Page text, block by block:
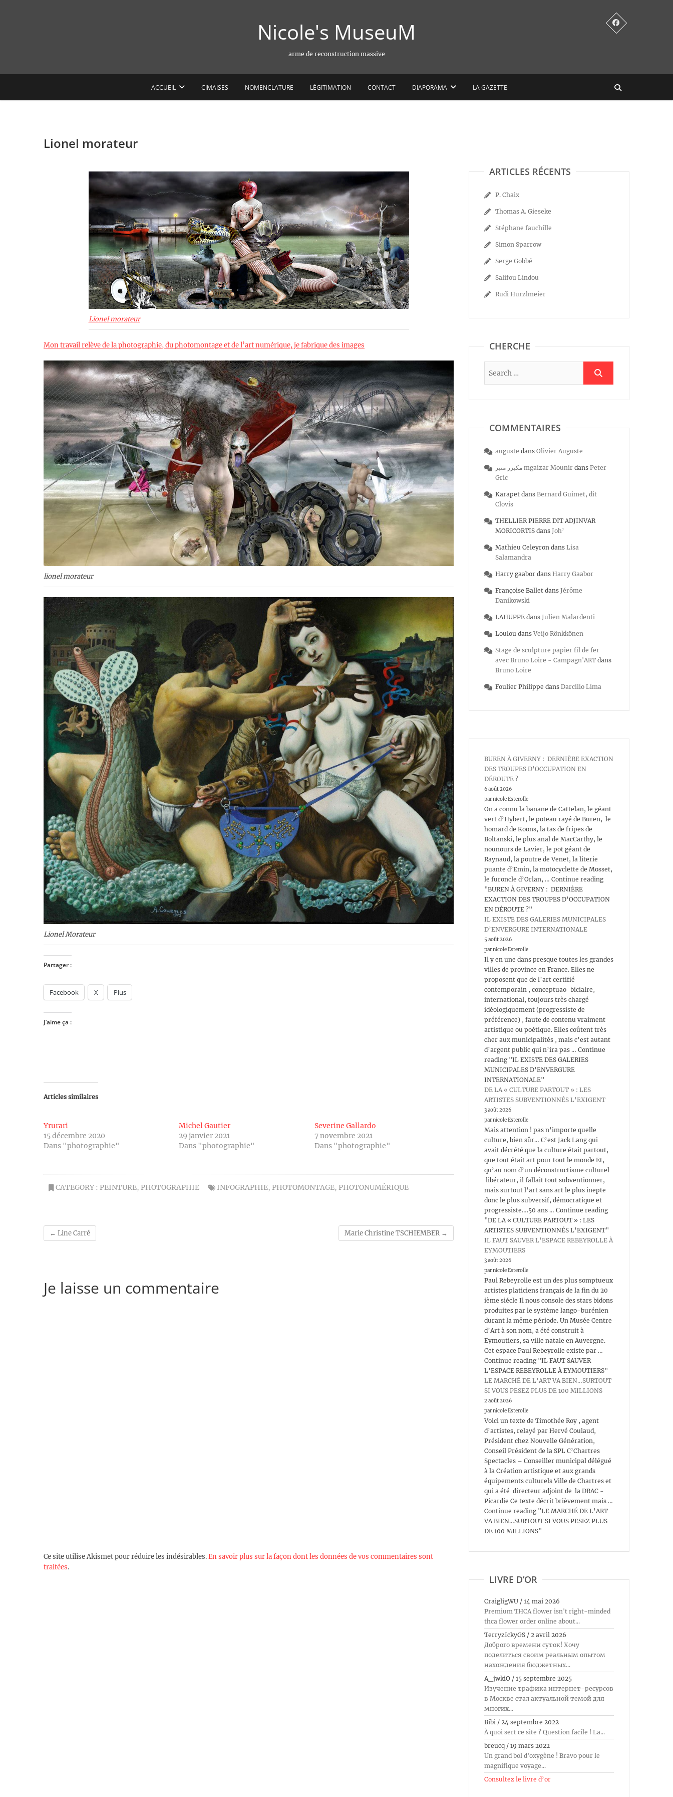
Nicole's MuseuM
arme de reconstruction massive
ACCUEIL CIMAISES NOMENCLATURE LÉGITIMATION CONTACT DIAPORAMA LA GAZETTE
Lionel morateur
Lionel morateur
Mon travail relève de la photographie, du photomontage et de l’art numérique, je fabrique des images
lionel morateur
Lionel Morateur
Partager :
Facebook X Plus
J’aime ça :
Articles similaires
Yrurari
15 décembre 2020
Dans "photographie"
Michel Gautier
29 janvier 2021
Dans "photographie"
Severine Gallardo
7 novembre 2021
Dans "photographie"
CATEGORY : PEINTURE, PHOTOGRAPHIE INFOGRAPHIE, PHOTOMONTAGE, PHOTONUMÉRIQUE
← Line Carré Marie Christine TSCHIEMBER →
Je laisse un commentaire
Ce site utilise Akismet pour réduire les indésirables.En savoir plus sur la façon dont les données de vos commentaires sont
traitées.
ARTICLES RÉCENTS
P. Chaix
Thomas A. Gieseke
Stéphane fauchille
Simon Sparrow
Serge Gobbé
Salifou Lindou
Rudi Hurzlmeier
CHERCHE
COMMENTAIRES
auguste dans Olivier Auguste
مكيزر منير mgaizar Mounir dans Peter
Gric
Karapet dans Bernard Guimet, dit
Clovis
THELLIER PIERRE DIT ADJINVAR
MORICORTIS dans Joh’
Mathieu Celeyron dans Lisa
Salamandra
Harry gaabor dans Harry Gaabor
Françoise Ballet dans Jérôme
Danikowski
LAHUPPE dans Julien Malardenti
Loulou dans Veijo Rönkkönen
Stage de sculpture papier fil de fer
avec Bruno Loire - Campagn'ART dans
Bruno Loire
Foulier Philippe dans Darcilio Lima
BUREN À GIVERNY : DERNIÈRE EXACTION
DES TROUPES D’OCCUPATION EN
DÉROUTE ?
6 août 2026
par nicole Esterolle
On a connu la banane de Cattelan, le géant
vert d’Hybert, le poteau rayé de Buren, le
homard de Koons, la tas de fripes de
Boltanski, le plus anal de MacCarthy, le
nounours de Lavier, le pot géant de
Raynaud, la poutre de Venet, la literie
puante d’Emin, la motocyclette de Mosset,
le furoncle d’Orlan, … Continue reading
"BUREN À GIVERNY : DERNIÈRE
EXACTION DES TROUPES D’OCCUPATION
EN DÉROUTE ?"
IL EXISTE DES GALERIES MUNICIPALES
D’ENVERGURE INTERNATIONALE
5 août 2026
par nicole Esterolle
Il y en une dans presque toutes les grandes
villes de province en France. Elles ne
proposent que de l’art certifié
contemporain , conceptuao-bicialre,
international, toujours très chargé
idéologiquement (progressiste de
préférence) , faute de contenu vraiment
artistique ou poétique. Elles coûtent très
cher aux municipalités , mais c’est autant
d’argent public qui n’ira pas … Continue
reading "IL EXISTE DES GALERIES
MUNICIPALES D’ENVERGURE
INTERNATIONALE"
DE LA « CULTURE PARTOUT » : LES
ARTISTES SUBVENTIONNÉS L’EXIGENT
3 août 2026
par nicole Esterolle
Mais attention ! pas n’importe quelle
culture, bien sûr… C’est Jack Lang qui
avait décrété que la culture était partout,
que tout était art pour tout le monde Et,
qu’au nom d’un déconstructisme culturel
libérateur, il fallait tout subventionner,
mais surtout l’art sans art le plus inepte
donc le plus subversif, démocratique et
progressiste….50 ans … Continue reading
"DE LA « CULTURE PARTOUT » : LES
ARTISTES SUBVENTIONNÉS L’EXIGENT"
IL FAUT SAUVER L’ESPACE REBEYROLLE À
EYMOUTIERS
3 août 2026
par nicole Esterolle
Paul Rebeyrolle est un des plus somptueux
artistes platiciens français de la fin du 20
ième siécle Il nous console des stars bidons
produites par le système lango-burénien
durant la même période. Un Musée Centre
d’Art à son nom, a été construit à
Eymoutiers, sa ville natale en Auvergne.
Cet espace Paul Rebeyrolle existe par …
Continue reading "IL FAUT SAUVER
L’ESPACE REBEYROLLE À EYMOUTIERS"
LE MARCHÉ DE L’ART VA BIEN…SURTOUT
SI VOUS PESEZ PLUS DE 100 MILLIONS
2 août 2026
par nicole Esterolle
Voici un texte de Timothée Roy , agent
d’artistes, relayé par Hervé Coulaud,
Président chez Nouvelle Génération,
Conseil Président de la SPL C’Chartres
Spectacles – Conseiller municipal délégué
à la Création artistique et aux grands
équipements culturels Ville de Chartres et
qui a été directeur adjoint de la DRAC -
Picardie Ce texte décrit brièvement mais …
Continue reading "LE MARCHÉ DE L’ART
VA BIEN…SURTOUT SI VOUS PESEZ PLUS
DE 100 MILLIONS"
LIVRE D’OR
CraigligWU / 14 mai 2026
Premium THCA flower isn't right-minded
thca flower order online about...
TerryzIckyGS / 2 avril 2026
Доброго времени суток! Хочу
поделиться своим реальным опытом
нахождения бюджетных...
A_jwkiO / 15 septembre 2025
Изучение трафика интернет-ресурсов
в Москве стал актуальной темой для
многих...
Bibi / 24 septembre 2022
À quoi sert ce site ? Question facile ! La...
breucq / 19 mars 2022
Un grand bol d'oxygène ! Bravo pour le
magnifique voyage...
Consultez le livre d’or